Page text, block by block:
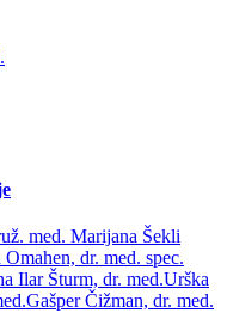
med. Marijana Šekli
dr. med. spec.
Ilar Šturm, dr. med.Urška
Gašper Čižman, dr. med.